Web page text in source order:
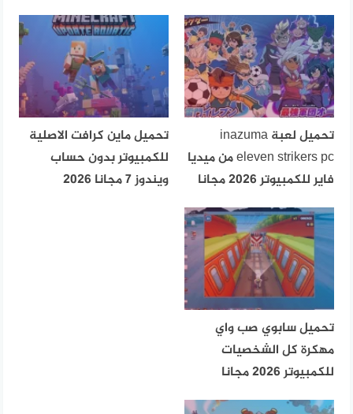
تحميل لعبة inazuma
eleven strikers pc من ميديا
فاير للكمبيوتر 2026 مجانا
تحميل ماين كرافت الاصلية
للكمبيوتر بدون حساب
ويندوز 7 مجانا 2026
تحميل سابوي صب واي
مهكرة كل الشخصيات
للكمبيوتر 2026 مجانا